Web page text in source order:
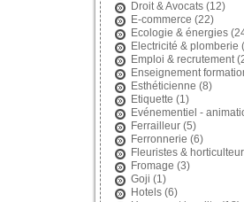
Droit & Avocats(12)
E-commerce (22)
Ecologie & énergies
Electricité & plomberie
Emploi & recrutement
Enseignement
Esthéticienne (8)
Etiquette (1)
Evénementiel -
Ferrailleur(5)
Ferronnerie (6)
Fleuristes &
Fromage (3)
Goji (1)
Hotels(6)